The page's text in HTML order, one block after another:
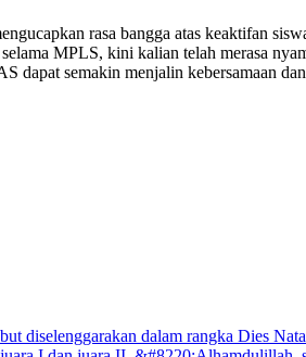
rasa bangga atas keaktifan
MPLS, kini kalian telah merasa
semakin menjalin kebersamaan
diselenggarakan dalam rangka Dies